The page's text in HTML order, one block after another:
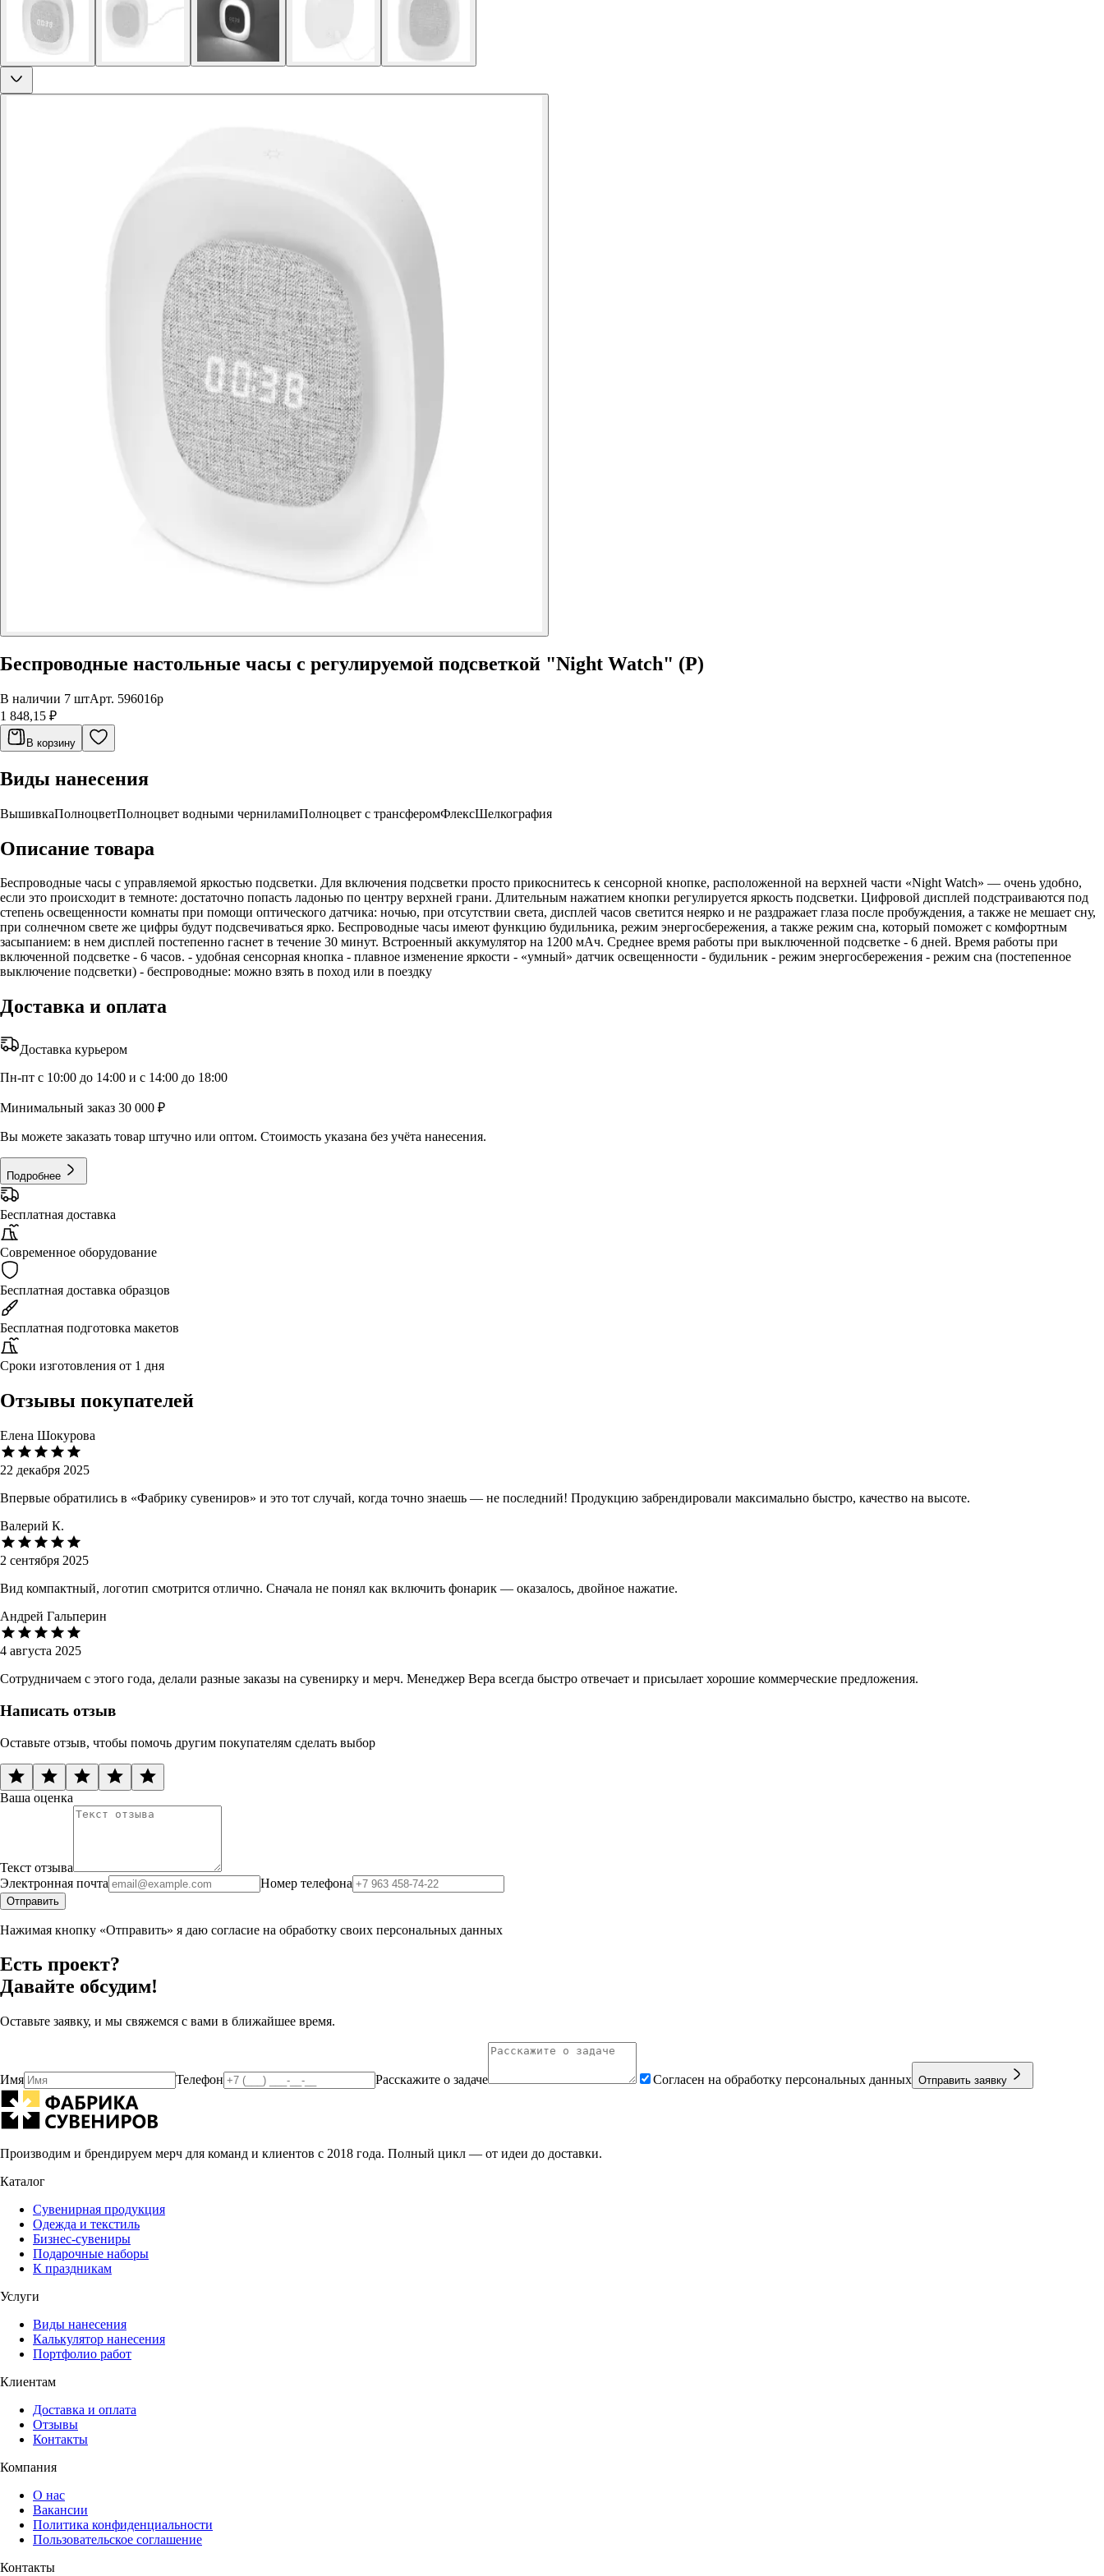
Беспроводные настольные часы с регулируемой подсветкой "Night Watch" (Р)
В наличии 7 штАрт. 596016p
1 848,15 ₽
В корзину
Виды нанесения
ВышивкаПолноцветПолноцвет водными черниламиПолноцвет с трансферомФлексШелкография
Описание товара
Беспроводные часы с управляемой яркостью подсветки. Для включения подсветки просто прикоснитесь к сенсорной кнопке, расположенной на верхней части «Night Watch» — очень удобно,
если это происходит в темноте: достаточно попасть ладонью по центру верхней грани. Длительным нажатием кнопки регулируется яркость подсветки. Цифровой дисплей подстраиваются под
степень освещенности комнаты при помощи оптического датчика: ночью, при отсутствии света, дисплей часов светится неярко и не раздражает глаза после пробуждения, а также не мешает сну,
при солнечном свете же цифры будут подсвечиваться ярко. Беспроводные часы имеют функцию будильника, режим энергосбережения, а также режим сна, который поможет с комфортным
засыпанием: в нем дисплей постепенно гаснет в течение 30 минут. Встроенный аккумулятор на 1200 мАч. Среднее время работы при выключенной подсветке - 6 дней. Время работы при
включенной подсветке - 6 часов. - удобная сенсорная кнопка - плавное изменение яркости - «умный» датчик освещенности - будильник - режим энергосбережения - режим сна (постепенное
выключение подсветки) - беспроводные: можно взять в поход или в поездку
Доставка и оплата
Доставка курьером
Пн-пт с 10:00 до 14:00 и с 14:00 до 18:00
Минимальный заказ 30 000 ₽
Вы можете заказать товар штучно или оптом. Стоимость указана без учёта нанесения.
Подробнее
Бесплатная доставка
Современное оборудование
Бесплатная доставка образцов
Бесплатная подготовка макетов
Сроки изготовления от 1 дня
Отзывы покупателей
Елена Шокурова
22 декабря 2025
Впервые обратились в «Фабрику сувениров» и это тот случай, когда точно знаешь — не последний! Продукцию забрендировали максимально быстро, качество на высоте.
Валерий К.
2 сентября 2025
Вид компактный, логотип смотрится отлично. Сначала не понял как включить фонарик — оказалось, двойное нажатие.
Андрей Гальперин
4 августа 2025
Сотрудничаем с этого года, делали разные заказы на сувенирку и мерч. Менеджер Вера всегда быстро отвечает и присылает хорошие коммерческие предложения.
Написать отзыв
Оставьте отзыв, чтобы помочь другим покупателям сделать выбор
Ваша оценка
Текст отзыва
Электронная почта
Номер телефона
Отправить
Нажимая кнопку «Отправить» я даю согласие на обработку своих персональных данных
Есть проект?
Давайте обсудим!
Оставьте заявку, и мы свяжемся с вами в ближайшее время.
Имя Телефон Расскажите о задаче Согласен на обработку персональных данных Отправить заявку
Производим и брендируем мерч для команд и клиентов с 2018 года. Полный цикл — от идеи до доставки.
Каталог
Сувенирная продукция
Одежда и текстиль
Бизнес-сувениры
Подарочные наборы
К праздникам
Услуги
Виды нанесения
Калькулятор нанесения
Портфолио работ
Клиентам
Доставка и оплата
Отзывы
Контакты
Компания
О нас
Вакансии
Политика конфиденциальности
Пользовательское соглашение
Контакты